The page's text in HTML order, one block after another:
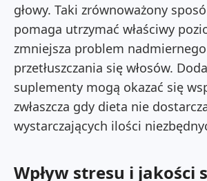
głowy. Taki zrównoważony
pomaga utrzymać właściwy
zmniejsza problem nadmiernego
przetłuszczania się włosów.
suplementy mogą okazać się
zwłaszcza gdy dieta nie
wystarczających ilości
Wpływ stresu i jakości